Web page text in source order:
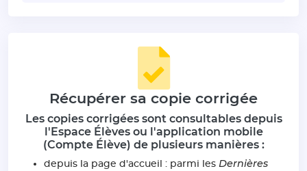
Récupérer sa copie corrigée
Les copies corrigées sont consultables depuis
l'Espace Élèves ou l'application mobile
(Compte Élève) de plusieurs manières :
depuis la page d'accueil : parmi les Dernières